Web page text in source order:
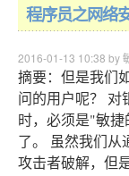
程序员之网络
2016-01-13 10:38 by
摘要：但是我们
问的用户呢？ 对
时，必须是"敏
了。 虽然我们从
攻击者破解，但